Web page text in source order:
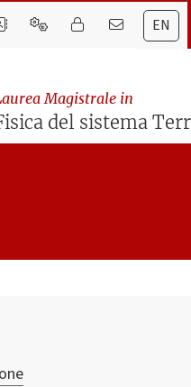
EN
Magistrale in
del sistema